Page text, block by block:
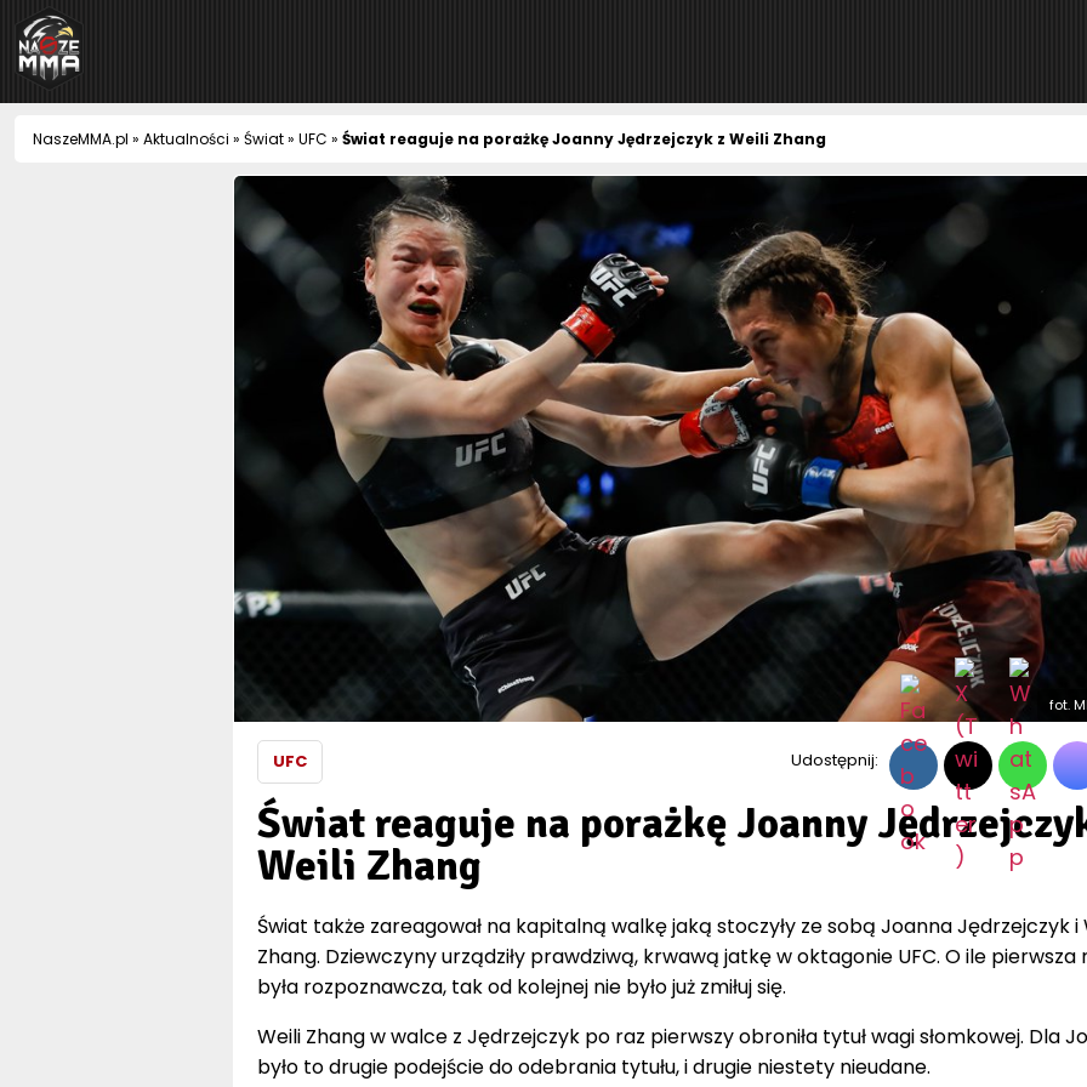
NaszeMMA
NaszeMMA.pl » Aktualności » Świat» UFC » Świat reaguje na porażkę Joanny Jędrzejczyk z Weili Zhang
fot.
UFC Udostępnij:
Świat reaguje na porażkę Joanny
Weili Zhang
Świat także zareagował na kapitalną walkę jaką stoczyły ze sobą Joanna Jędrzejczyk i
Zhang. Dziewczyny urządziły prawdziwą, krwawą jatkę w oktagonie UFC. O ile pierwsza
była rozpoznawcza, tak od kolejnej nie było już zmiłuj się.
Weili Zhang w walce z Jędrzejczyk po raz pierwszy obroniła tytuł wagi słomkowej. Dla
było to drugie podejście do odebrania tytułu, i drugie niestety nieudane.